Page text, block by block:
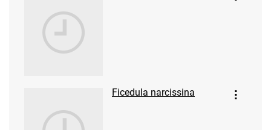
Ficedula narcissina